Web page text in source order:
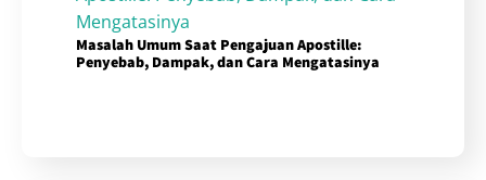
Masalah Umum Saat Pengajuan Apostille:
Penyebab, Dampak, dan Cara Mengatasinya